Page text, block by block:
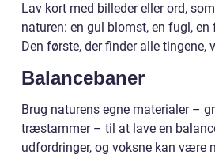
Lav kort med billeder eller ord,
naturen: en gul blomst, en fugl,
Den første, der finder alle tingene,
Balancebaner
Brug naturens egne materialer –
træstammer – til at lave en
udfordringer, og voksne kan være